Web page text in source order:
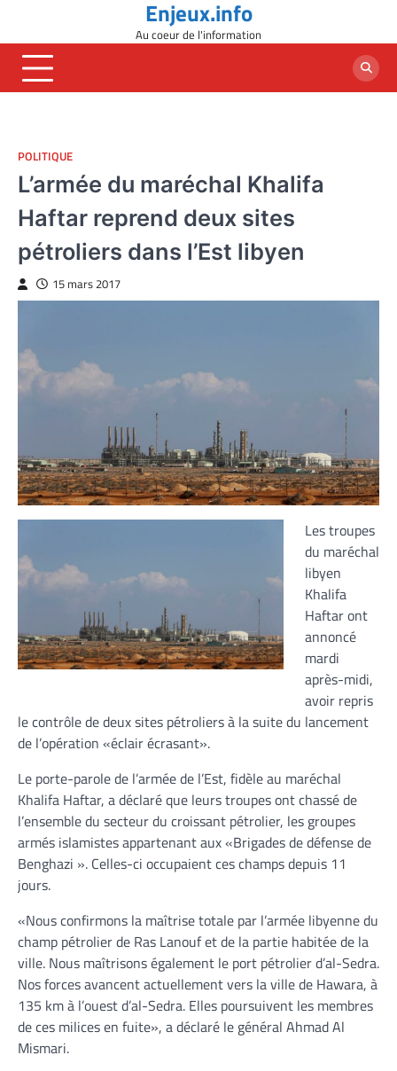
content
Enjeux.info
Au coeur de l'information
POLITIQUE
L’armée du maréchal Khalifa
Haftar reprend deux sites
pétroliers dans l’Est libyen
15 mars 2017
Les troupes
du maréchal
libyen
Khalifa
Haftar ont
annoncé
mardi
après-midi,
avoir repris
le contrôle de deux sites pétroliers à la suite du lancement
de l’opération «éclair écrasant».
Le porte-parole de l’armée de l’Est, fidèle au maréchal
Khalifa Haftar, a déclaré que leurs troupes ont chassé de
l’ensemble du secteur du croissant pétrolier, les groupes
armés islamistes appartenant aux «Brigades de défense de
Benghazi ». Celles-ci occupaient ces champs depuis 11
jours.
«Nous confirmons la maîtrise totale par l’armée libyenne du
champ pétrolier de Ras Lanouf et de la partie habitée de la
ville. Nous maîtrisons également le port pétrolier d’al-Sedra.
Nos forces avancent actuellement vers la ville de Hawara, à
135 km à l’ouest d’al-Sedra. Elles poursuivent les membres
de ces milices en fuite», a déclaré le général Ahmad Al
Mismari.